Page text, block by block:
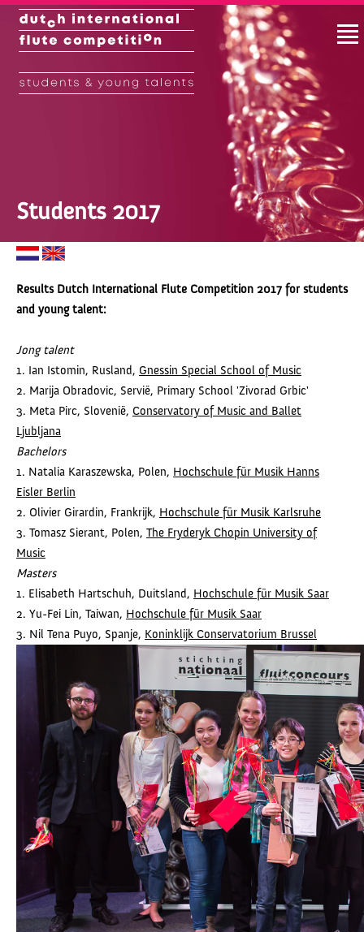
Students 2017
Results Dutch International Flute Competition 2017 for students
and young talent:
Jong talent
1. Ian Istomin, Rusland, Gnessin Special School of Music
2. Marija Obradovic, Servië, Primary School 'Zivorad Grbic'
3. Meta Pirc, Slovenië, Conservatory of Music and Ballet
Ljubljana
Bachelors
1. Natalia Karaszewska, Polen, Hochschule für Musik Hanns
Eisler Berlin
2. Olivier Girardin, Frankrijk, Hochschule für Musik Karlsruhe
3. Tomasz Sierant, Polen, The Fryderyk Chopin University of
Music
Masters
1. Elisabeth Hartschuh, Duitsland, Hochschule für Musik Saar
2. Yu-Fei Lin, Taiwan, Hochschule für Musik Saar
3. Nil Tena Puyo, Spanje, Koninklijk Conservatorium Brussel